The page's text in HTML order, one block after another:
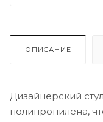
ОПИСАНИЕ
Дизайнерский
полипропилена,